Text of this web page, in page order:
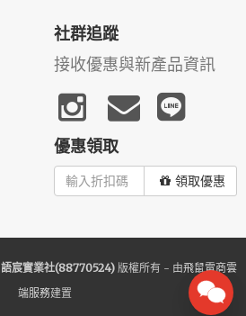
社群追蹤
接收優惠與新產品資訊
優惠領取
領取優惠
語宸實業社(88770524) 版權所有 - 由飛鼠電商雲
端服務建置